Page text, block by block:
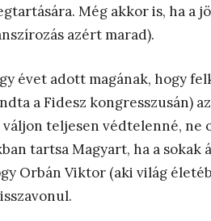
Még akkor is, ha a
azért marad).
évet adott magának, hogy
a Fidesz kongresszusán)
váljon teljesen védtelenné, ne
tartsa Magyart, ha a
Orbán Viktor (aki világ